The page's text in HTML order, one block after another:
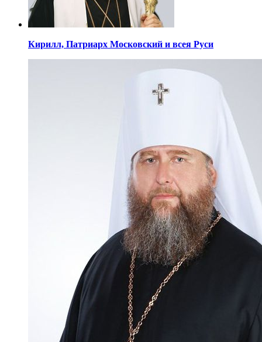
Кирилл, Патриарх Московский и всея Руси